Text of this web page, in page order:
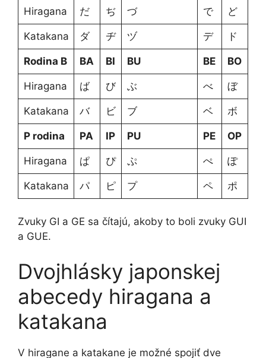
Hiragana だ ぢ づ で ど
Katakana ダ ヂ ヅ デ ド
Rodina B BA BI BU BE BO
Hiragana ば び ぶ べ ぼ
Katakana バ ビ ブ ベ ボ
P rodina PA IP PU PE OP
Hiragana ぱ ぴ ぷ ぺ ぽ
Katakana パ ピ プ ペ ポ
Zvuky GI a GE sa čítajú, akoby to boli zvuky GUI
a GUE.
Dvojhlásky japonskej
abecedy hiragana a
katakana
V hiragane a katakane je možné spojiť dve